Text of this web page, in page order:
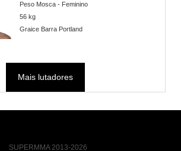
Peso Mosca - Feminino
56 kg
Graice Barra Portland
Mais lutadores
SUPERMMA 2013-2026